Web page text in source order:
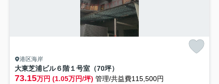
港区海岸
大東芝浦ビル６階１号室（70坪）
73.15万円 (1.05万円/坪) 管理/共益費115,500円